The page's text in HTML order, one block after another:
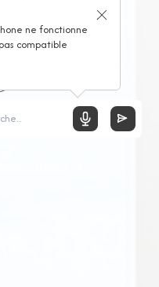
ne fonctionne
compatible